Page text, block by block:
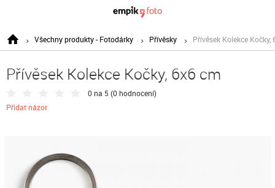
Všechny produkty - Fotodárky Přívěsky Přívěsek Kolekce Kočky,
Přívěsek Kolekce Kočky, 6x6 cm
0 na 5 (0 hodnocení)
Přidat názor